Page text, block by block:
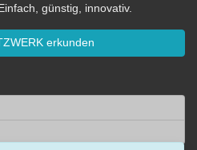
günstig, innovativ.
erkunden